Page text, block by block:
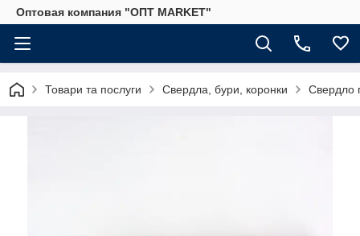
Оптовая компания "ОПТ MARKET"
Товари та послуги Свердла, бури, коронки Свердло